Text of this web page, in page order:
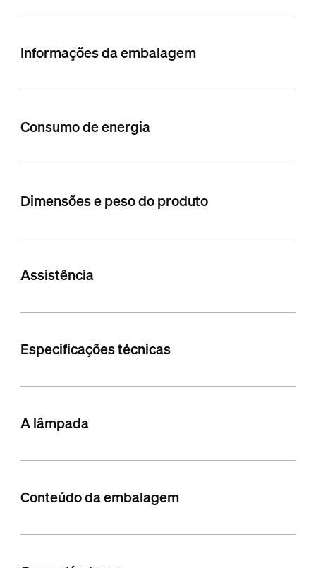
Informações da embalagem
Consumo de energia
Dimensões e peso do produto
Assistência
Especificações técnicas
A lâmpada
Conteúdo da embalagem